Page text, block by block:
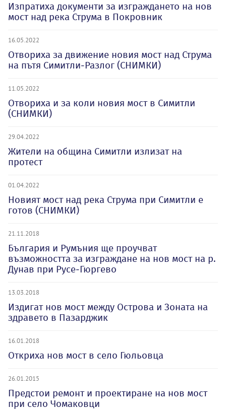
Изпратиха документи за изграждането на нов
мост над река Струма в Покровник
16.05.2022
Отвориха за движение новия мост над Струма
на пътя Симитли-Разлог (СНИМКИ)
11.05.2022
Отвориха и за коли новия мост в Симитли
(СНИМКИ)
29.04.2022
Жители на община Симитли излизат на
протест
01.04.2022
Новият мост над река Струма при Симитли е
готов (СНИМКИ)
21.11.2018
България и Румъния ще проучват
възможността за изграждане на нов мост на р.
Дунав при Русе-Гюргево
13.03.2018
Издигат нов мост между Острова и Зоната на
здравето в Пазарджик
16.01.2018
Откриха нов мост в село Гюльовца
26.01.2015
Предстои ремонт и проектиране на нов мост
при село Чомаковци